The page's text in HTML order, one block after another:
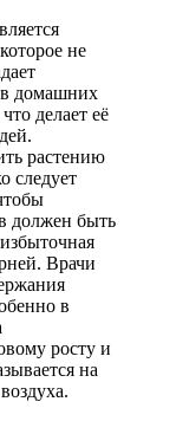
не
в домашних
делает её
растению
следует
должен быть
Врачи
в
росту и
на